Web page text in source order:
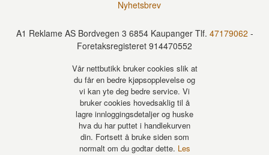
Nyhetsbrev
A1 Reklame AS Bordvegen 3 6854 Kaupanger Tlf. 47179062 -
Foretaksregisteret 914470552
Vår nettbutikk bruker cookies slik at
du får en bedre kjøpsopplevelse og
vi kan yte deg bedre service. Vi
bruker cookies hovedsaklig til å
lagre innloggingsdetaljer og huske
hva du har puttet i handlekurven
din. Fortsett å bruke siden som
normalt om du godtar dette. Les